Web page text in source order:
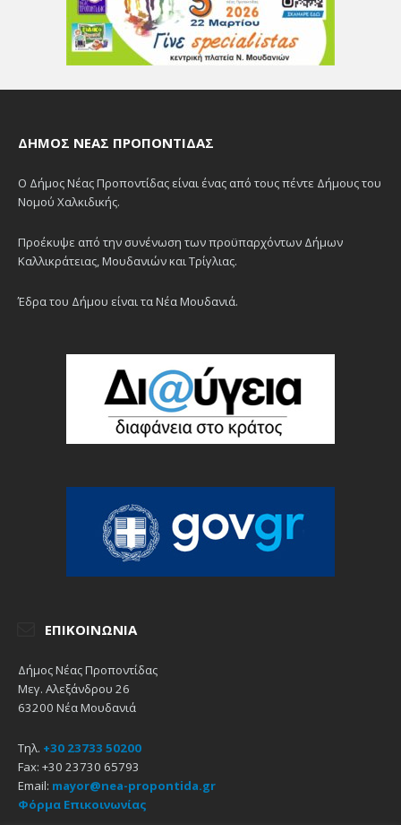
ΔΉΜΟΣ ΝΈΑΣ ΠΡΟΠΟΝΤΊΔΑΣ
Ο Δήμος Νέας Προποντίδας είναι ένας από τους πέντε Δήμους του
Νομού Χαλκιδικής.
Προέκυψε από την συνένωση των προϋπαρχόντων Δήμων
Καλλικράτειας, Μουδανιών και Τρίγλιας.
Έδρα του Δήμου είναι τα Νέα Μουδανιά.
ΕΠΙΚΟΙΝΩΝΊΑ
Δήμος Νέας Προποντίδας
Μεγ. Αλεξάνδρου 26
63200 Νέα Μουδανιά
Τηλ. +30 23733 50200
Fax: +30 23730 65793
Email: mayor@nea-propontida.gr
Φόρμα Επικοινωνίας